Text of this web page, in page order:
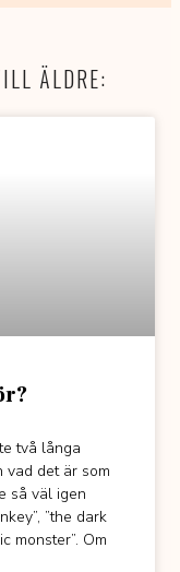
ÄLDRE:
två långa
vad det är som
så väl igen
”the dark
monster”. Om